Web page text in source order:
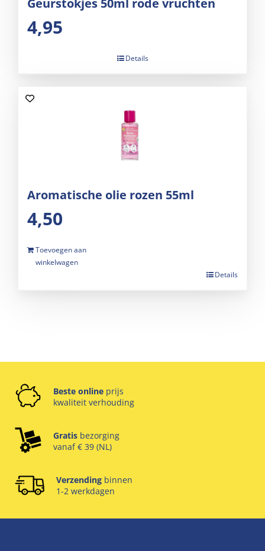
Geurstokjes 50ml rode vruchten
4,95
Details
Aromatische olie rozen 55ml
4,50
Toevoegen aan
winkelwagen
Details
Beste online prijs
kwaliteit verhouding
Gratis bezorging
vanaf € 39 (NL)
Verzending binnen
1-2 werkdagen